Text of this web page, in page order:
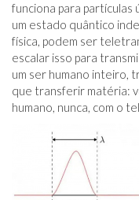
funciona para partículas
um estado quântico
física, podem ser
escalar isso para
um ser humano inteiro,
que transferir matéria:
humano, nunca, com o